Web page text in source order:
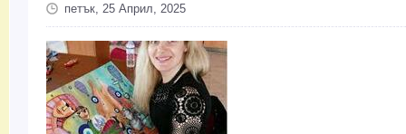
петък, 25 Април, 2025